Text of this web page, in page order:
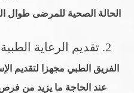
الحالة الصحية للمرضى طوال
2. تقديم الرعاية الطبية الفورية:
الفريق الطبي مجهزا لتقديم
عند الحاجة ما يزيد من